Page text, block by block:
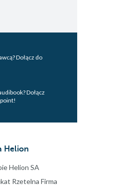
Dołącz do
Dołącz
Helion
Helion SA
Rzetelna Firma